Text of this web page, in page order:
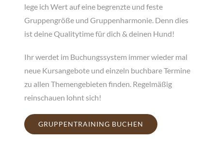
lege ich Wert auf eine begrenzte und feste
Gruppengröße und Gruppenharmonie. Denn dies
ist deine Qualitytime für dich & deinen Hund!
Ihr werdet im Buchungssystem immer wieder mal
neue Kursangebote und einzeln buchbare Termine
zu allen Themengebieten finden. Regelmäßig
reinschauen lohnt sich!
GRUPPENTRAINING BUCHEN